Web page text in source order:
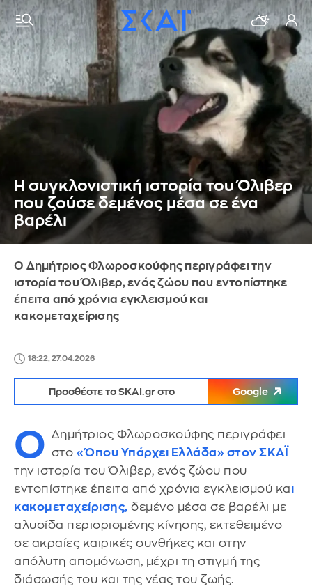
Η συγκλονιστική ιστορία του Όλιβερ
που ζούσε δεμένος μέσα σε ένα
βαρέλι
Ο Δημήτριος Φλωροσκούφης περιγράφει την
ιστορία του Όλιβερ, ενός ζώου που εντοπίστηκε
έπειτα από χρόνια εγκλεισμού και
κακομεταχείρισης
18:22, 27.04.2026
Προσθέστε το SKAI.gr στο Google
Ο Δημήτριος Φλωροσκούφης περιγράφει
στο «Όπου Υπάρχει Ελλάδα» στον ΣΚΑΪ
την ιστορία του Όλιβερ, ενός ζώου που
εντοπίστηκε έπειτα από χρόνια εγκλεισμού και
κακομεταχείρισης, δεμένο μέσα σε βαρέλι με
αλυσίδα περιορισμένης κίνησης, εκτεθειμένο
σε ακραίες καιρικές συνθήκες και στην
απόλυτη απομόνωση, μέχρι τη στιγμή της
διάσωσής του και της νέας του ζωής.